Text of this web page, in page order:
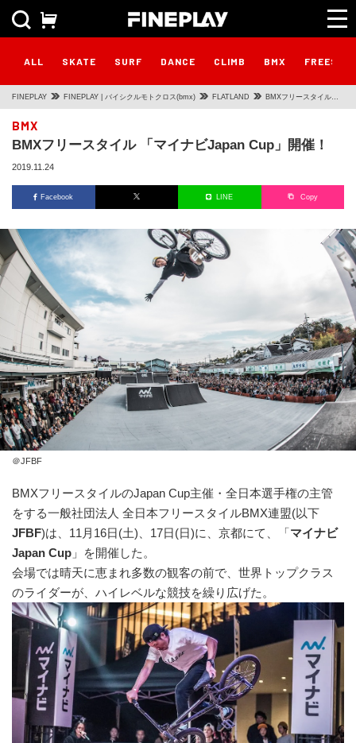
ALL SKATE SURF DANCE CLIMB BMX
FINEPLAY FINEPLAY | バイシクルモトクロス(bmx) FLATLAND BMXフリースタイル
Cup」開催！
BMX
BMXフリースタイル 「マイナビJapan Cup」開催！
2019.11.24
Facebook LINE Copy
＠JFBF
BMXフリースタイルのJapan Cup主催・全日本選手権の主管
をする一般社団法人 全日本フリースタイルBMX連盟(以下
JFBF)は、11月16日(土)、17日(日)に、京都にて、「マイナビ
Japan Cup 」を開催した。
会場では晴天に恵まれ多数の観客の前で、世界トップクラス
のライダーが、ハイレベルな競技を繰り広げた。